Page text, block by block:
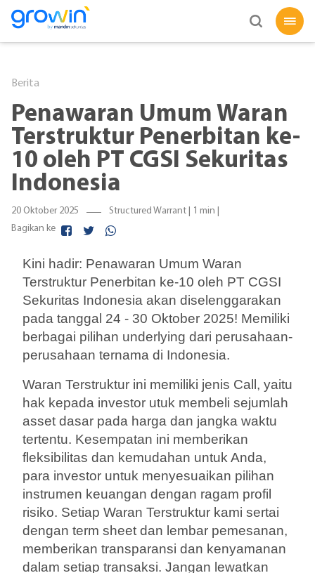
Berita
Penawaran Umum Waran
Terstruktur Penerbitan ke-
10 oleh PT CGSI Sekuritas
Indonesia
20 Oktober 2025 Structured Warrant | 1 min |
Bagikan ke
Kini hadir: Penawaran Umum Waran
Terstruktur Penerbitan ke-10 oleh PT CGSI
Sekuritas Indonesia akan diselenggarakan
pada tanggal 24 - 30 Oktober 2025! Memiliki
berbagai pilihan underlying dari perusahaan-
perusahaan ternama di Indonesia.
Waran Terstruktur ini memiliki jenis Call, yaitu
hak kepada investor utuk membeli sejumlah
asset dasar pada harga dan jangka waktu
tertentu. Kesempatan ini memberikan
fleksibilitas dan kemudahan untuk Anda,
para investor untuk menyesuaikan pilihan
instrumen keuangan dengan ragam profil
risiko. Setiap Waran Terstruktur kami sertai
dengan term sheet dan lembar pemesanan,
memberikan transparansi dan kenyamanan
dalam setiap transaksi. Jangan lewatkan